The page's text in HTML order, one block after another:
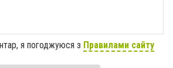
я погоджуюся з Правилами сайту